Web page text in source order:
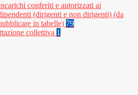
conferiti e autorizzati ai
(dirigenti e non dirigenti) (da
in tabelle) 79
collettiva 1